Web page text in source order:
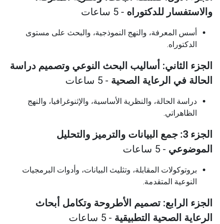
والاستفسار للدكتوراه - 5 ساعات
أسس المعرفة، والنهج النموذجية، والبحث على مستوى
الدكتوراه.
الجزء الثاني: أساليب البحث النوعي وتصميم دراسة
الحالة في الرعاية الصحية - 5 ساعات
دراسة الحالة، والنظرية الأساسية، والإثنوغرافيا، والنهج
الظاهراتي.
الجزء 3: جمع البيانات والترميز والتحليل
الموضوعي - 5 ساعات
بروتوكولات المقابلة، وتثليث البيانات، وأدوات البرمجيات
النوعية المتقدمة.
الجزء الرابع: تصميم الأطروحة وتكامل أبحاث
الرعاية الصحية التطبيقية - 5 ساعات